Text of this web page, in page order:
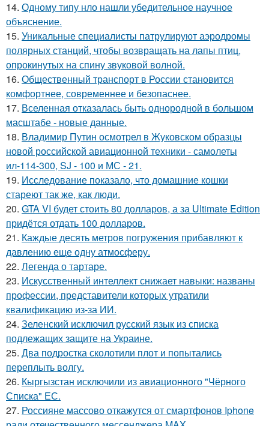
14. Одному типу нло нашли убедительное научное
объяснение.
15. Уникальные специалисты патрулируют аэродромы
полярных станций, чтобы возвращать на лапы птиц,
опрокинутых на спину звуковой волной.
16. Общественный транспорт в России становится
комфортнее, современнее и безопаснее.
17. Вселенная отказалась быть однородной в большом
масштабе - новые данные.
18. Владимир Путин осмотрел в Жуковском образцы
новой российской авиационной техники - самолеты
ил-114-300, SJ - 100 и МС - 21.
19. Исследование показало, что домашние кошки
стареют так же, как люди.
20. GTA VI будет стоить 80 долларов, а за Ultimate Edition
придётся отдать 100 долларов.
21. Каждые десять метров погружения прибавляют к
давлению еще одну атмосферу.
22. Легенда о тартаре.
23. Искусственный интеллект снижает навыки: названы
профессии, представители которых утратили
квалификацию из-за ИИ.
24. Зеленский исключил русский язык из списка
подлежащих защите на Украине.
25. Два подростка сколотили плот и попытались
переплыть волгу.
26. Кыргызстан исключили из авиационного "Чёрного
Списка" ЕС.
27. Россияне массово откажутся от смартфонов Iphone